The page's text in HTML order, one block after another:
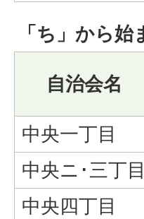
「ち」から始
自治会名
中央一丁目
中央ニ･三丁目
中央四丁目